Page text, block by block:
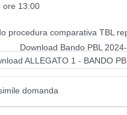
ore 13:00
procedura comparativa TBL
Download Bando PBL
ALLEGATO 1 - BANDO
domanda